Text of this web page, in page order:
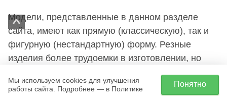
Модели, представленные в данном разделе
сайта, имеют как прямую (классическую), так и
фигурную (нестандартную) форму. Резные
изделия более трудоемки в изготовлении, но
мастера нашего предприятия создают
монументы самых разнообразных форм и
Мы используем cookies для улучшения
работы сайта. Подробнее — в Политике
Понятно